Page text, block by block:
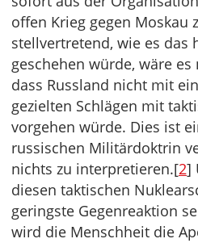
offen Krieg gegen Moskau
stellvertretend, wie es das
geschehen würde, wäre
dass Russland nicht mit
gezielten Schlägen mit
vorgehen würde. Dies ist
russischen Militärdoktrin
nichts zu interpretieren.[2]
diesen taktischen
geringste Gegenreaktion
wird die Menschheit die